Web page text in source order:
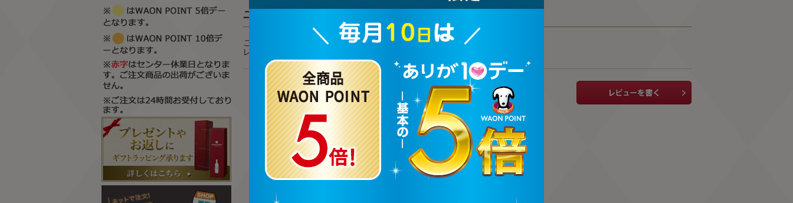
ユーザーレビュー
この商品に寄せられたカスタマーレビューはまだありません。
レビューを評価するには